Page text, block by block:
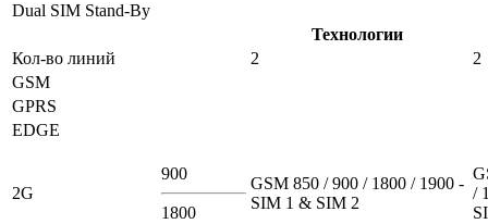
Dual SIM Stand-By
Технологии
Кол-во линий
2
2
GSM
GPRS
EDGE
2G
900
1800
GSM 850 / 900 / 1800 / 1900 -
SIM 1 & SIM 2
/